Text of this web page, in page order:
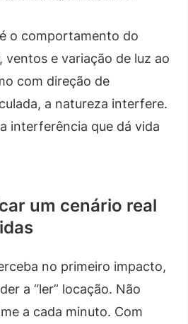
o comportamento do
ventos e variação de luz ao
com direção de
a natureza interfere.
interferência que dá vida
um cenário real
no primeiro impacto,
a “ler” locação. Não
a cada minuto. Com